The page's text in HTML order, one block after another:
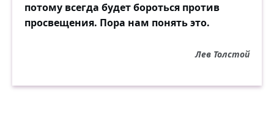
потому всегда будет бороться против
просвещения. Пора нам понять это.
Лев Толстой